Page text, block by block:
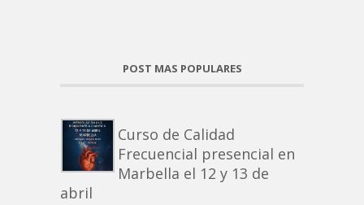
POST MAS POPULARES
Curso de Calidad
Frecuencial presencial en
Marbella el 12 y 13 de
abril